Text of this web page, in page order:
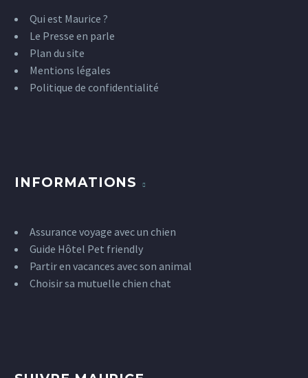
Qui est Maurice ?
Le Presse en parle
Plan du site
Mentions légales
Politique de confidentialité
INFORMATIONS
Assurance voyage avec un chien
Guide Hôtel Pet friendly
Partir en vacances avec son animal
Choisir sa mutuelle chien chat